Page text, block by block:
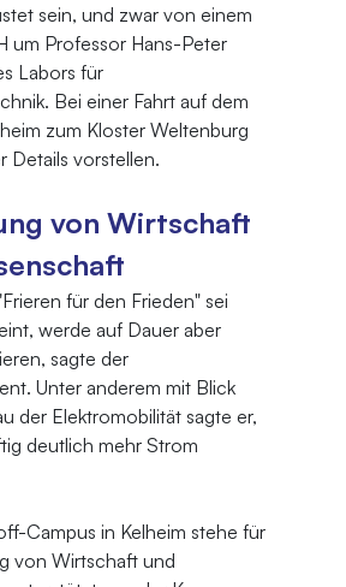
sein, und zwar von einem
um Professor Hans-Peter
Labors für
Bei einer Fahrt auf dem
zum Kloster Weltenburg
Details vorstellen.
von Wirtschaft
für den Frieden" sei
werde auf Dauer aber
sagte der
Unter anderem mit Blick
der Elektromobilität sagte er,
deutlich mehr Strom
Campus in Kelheim stehe für
von Wirtschaft und